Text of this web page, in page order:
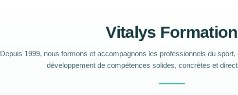
Vitalys Formation
Depuis 1999, nous formons et accompagnons les professionnels du
développement de compétences solides, concrètes et